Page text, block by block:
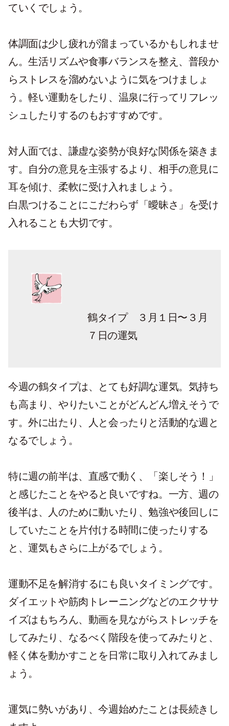
ていくでしょう。
体調面は少し疲れが溜まっているかもしれませ
ん。生活リズムや食事バランスを整え、普段か
らストレスを溜めないように気をつけましょ
う。軽い運動をしたり、温泉に行ってリフレッ
シュしたりするのもおすすめです。
対人面では、謙虚な姿勢が良好な関係を築きま
す。自分の意見を主張するより、相手の意見に
耳を傾け、柔軟に受け入れましょう。
白黒つけることにこだわらず「曖昧さ」を受け
入れることも大切です。
鶴タイプ ３月１日〜３月
７日の運気
今週の鶴タイプは、とても好調な運気。気持ち
も高まり、やりたいことがどんどん増えそうで
す。外に出たり、人と会ったりと活動的な週と
なるでしょう。
特に週の前半は、直感で動く、「楽しそう！」
と感じたことをやると良いですね。一方、週の
後半は、人のために動いたり、勉強や後回しに
していたことを片付ける時間に使ったりする
と、運気もさらに上がるでしょう。
運動不足を解消するにも良いタイミングです。
ダイエットや筋肉トレーニングなどのエクササ
イズはもちろん、動画を見ながらストレッチを
してみたり、なるべく階段を使ってみたりと、
軽く体を動かすことを日常に取り入れてみまし
ょう。
運気に勢いがあり、今週始めたことは長続きし